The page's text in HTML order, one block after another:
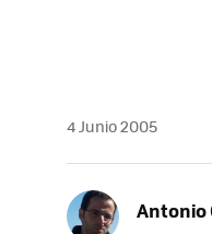
4 Junio 2005
Antonio